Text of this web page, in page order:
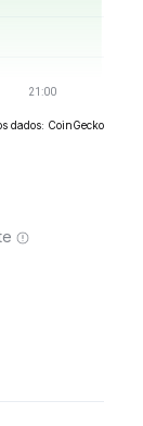
dados: CoinGecko